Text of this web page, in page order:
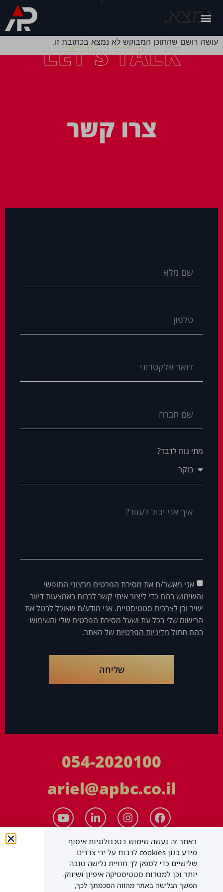
נמצא.
עושה רושם שהתוכן המבוקש לא נמצא בכתובת זו.
LET'S TALK
צרו קשר
מתי נוח לדבר?
אני מאשר/ת את מסירת הפרטים מרצוני החופשי
והשימוש בהם כדי ליצור איתי קשר לרבות באמצעות דיוור
ישיר וכן לצרכים סטטיסטיים. אני מודע/ת שאוכל לבטל את
הרישום שלי בכל עת ושעל מסירת הפרטים שלי והשימוש
בהם תחול מדיניות הפרטיותשל האתר.
שליחה
054-2020100
ariel@apbc.co.il
באתר זה נעשה שימוש בטכנולוגיות איסוף
מידע כגון cookies לרבות על ידי צדדים
שלישיים כדי לספק לך חוויית גלישה טובה
יותר וכן למטרות סטטיסטיקה איפיון ושיווק.
המשך הגלישה באתר מהווה הסכמתך לכך,